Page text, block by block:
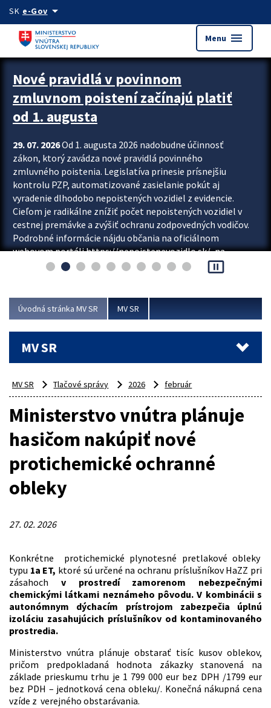
Preskocit na hlavný obsah
SK e-Govarrow_drop_down
Menu menu
Zastavit automatický posun upútavok
Nové pravidlá v povinnom
zmluvnom poistení začínajú platiť
od 1. augusta
29. 07. 2026Od 1. augusta 2026 nadobudne účinnosť
zákon, ktorý zavádza nové pravidlá povinného
zmluvného poistenia. Legislatíva prinesie prísnejšiu
kontrolu PZP, automatizované zasielanie pokút aj
vyradenie dlhodobo nepoistených vozidiel z evidencie.
Cieľom je radikálne znížiť počet nepoistených vozidiel v
cestnej premávke a zvýšiť ochranu zodpovedných vodičov.
Podrobné informácie nájdu občania na oficiálnom
webovom portáli https://nepoistenevozidlo.sk/, na
ktorom od augusta pribudne aj možnosť overiť si...
pause_presentation
Úvodná stránka MV SR MV SR
MV SR
MV SR Tlačové správy 2026 február
Ministerstvo vnútra plánuje
hasičom nakúpiť nové
protichemické ochranné
obleky
27. 02. 2026
Konkrétne protichemické plynotesné pretlakové obleky
typu 1a ET, ktoré sú určené na ochranu príslušníkov HaZZ pri
zásahoch v prostredí zamorenom nebezpečnými
chemickými látkami neznámeho pôvodu. V kombinácii s
autonómnym dýchacím prístrojom zabezpečia úplnú
izoláciu zasahujúcich príslušníkov od kontaminovaného
prostredia.
Ministerstvo vnútra plánuje obstarať tisíc kusov oblekov,
pričom predpokladaná hodnota zákazky stanovená na
základe prieskumu trhu je 1 799 000 eur bez DPH /1799 eur
bez PDH – jednotková cena obleku/. Konečná nákupná cena
vzíde z verejného obstarávania.